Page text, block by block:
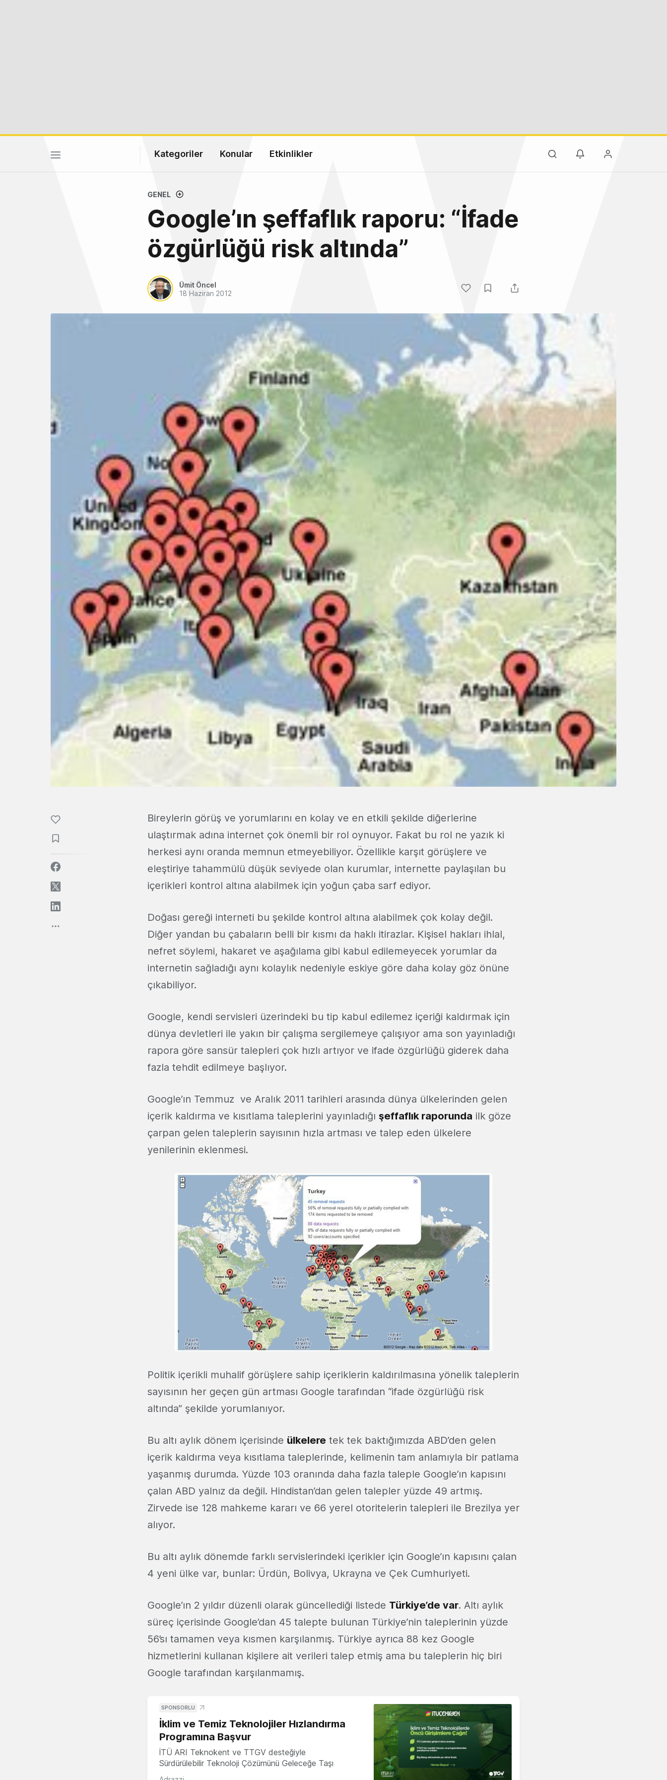
Kategoriler Konular Etkinlikler
GENEL
Google’ın şeffaflık raporu: “İfade
özgürlüğü risk altında”
Ümit Öncel
18 Haziran 2012
Bireylerin görüş ve yorumlarını en kolay ve en etkili şekilde diğerlerine
ulaştırmak adına internet çok önemli bir rol oynuyor. Fakat bu rol ne yazık ki
herkesi aynı oranda memnun etmeyebiliyor. Özellikle karşıt görüşlere ve
eleştiriye tahammülü düşük seviyede olan kurumlar, internette paylaşılan bu
içerikleri kontrol altına alabilmek için yoğun çaba sarf ediyor.
Doğası gereği interneti bu şekilde kontrol altına alabilmek çok kolay değil.
Diğer yandan bu çabaların belli bir kısmı da haklı itirazlar. Kişisel hakları ihlal,
nefret söylemi, hakaret ve aşağılama gibi kabul edilemeyecek yorumlar da
internetin sağladığı aynı kolaylık nedeniyle eskiye göre daha kolay göz önüne
çıkabiliyor.
Google, kendi servisleri üzerindeki bu tip kabul edilemez içeriği kaldırmak için
dünya devletleri ile yakın bir çalışma sergilemeye çalışıyor ama son yayınladığı
rapora göre sansür talepleri çok hızlı artıyor ve ifade özgürlüğü giderek daha
fazla tehdit edilmeye başlıyor.
Google’ın Temmuz ve Aralık 2011 tarihleri arasında dünya ülkelerinden gelen
içerik kaldırma ve kısıtlama taleplerini yayınladığı şeffaflık raporunda ilk göze
çarpan gelen taleplerin sayısının hızla artması ve talep eden ülkelere
yenilerinin eklenmesi.
Politik içerikli muhalif görüşlere sahip içeriklerin kaldırılmasına yönelik taleplerin
sayısının her geçen gün artması Google tarafından “ifade özgürlüğü risk
altında” şekilde yorumlanıyor.
Bu altı aylık dönem içerisinde ülkelere tek tek baktığımızda ABD’den gelen
içerik kaldırma veya kısıtlama taleplerinde, kelimenin tam anlamıyla bir patlama
yaşanmış durumda. Yüzde 103 oranında daha fazla taleple Google’ın kapısını
çalan ABD yalnız da değil. Hindistan’dan gelen talepler yüzde 49 artmış.
Zirvede ise 128 mahkeme kararı ve 66 yerel otoritelerin talepleri ile Brezilya yer
alıyor.
Bu altı aylık dönemde farklı servislerindeki içerikler için Google’ın kapısını çalan
4 yeni ülke var, bunlar: Ürdün, Bolivya, Ukrayna ve Çek Cumhuriyeti.
Google’ın 2 yıldır düzenli olarak güncellediği listede Türkiye’de var. Altı aylık
süreç içerisinde Google’dan 45 talepte bulunan Türkiye’nin taleplerinin yüzde
56’sı tamamen veya kısmen karşılanmış. Türkiye ayrıca 88 kez Google
hizmetlerini kullanan kişilere ait verileri talep etmiş ama bu taleplerin hiç biri
Google tarafından karşılanmamış.
SPONSORLU
İklim ve Temiz Teknolojiler Hızlandırma
Programına Başvur
İTÜ ARI Teknokent ve TTGV desteğiyle
Sürdürülebilir Teknoloji Çözümünü Geleceğe Taşı